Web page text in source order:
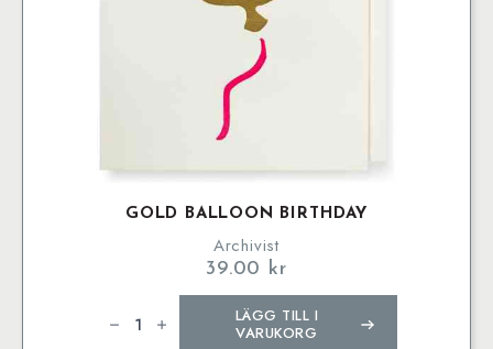
GOLD BALLOON BIRTHDAY
Archivist
39.00 kr
Balloon
Birthday
LÄGG TILL I
VARUKORG